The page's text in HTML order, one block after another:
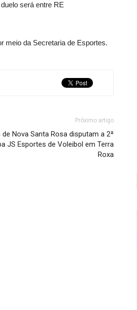
será entre RE
meio da Secretaria de Esportes.
Próximo artigo
de Nova Santa Rosa disputam a 2ª
JS Esportes de Voleibol em Terra
Roxa